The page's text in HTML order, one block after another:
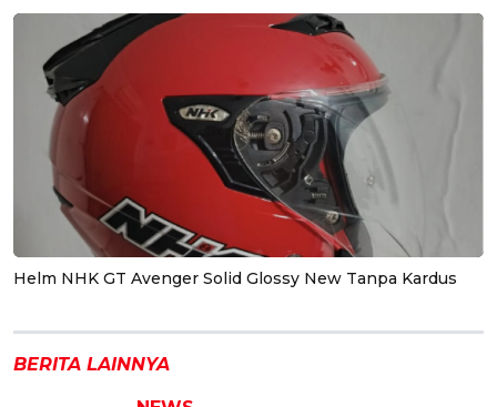
Helm NHK GT Avenger Solid Glossy New Tanpa Kardus
BERITA LAINNYA